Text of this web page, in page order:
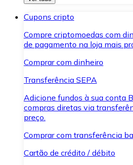
Cupons cripto
Compre criptomoedas com
de pagamento na loja mais
Comprar com dinheiro
Transferência SEPA
Adicione fundos à sua conta
compras diretas via
preço.
Comprar com transferência
Cartão de crédito / débito